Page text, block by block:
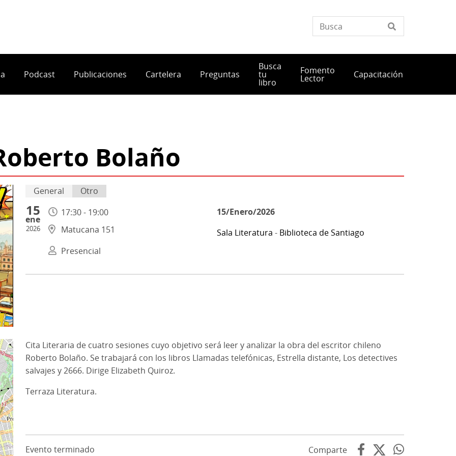
Podcast Publicaciones Cartelera Preguntas
Busca
tu
libro
Fomento
Lector Capacitación
Bolaño
General Otro
15
ene
2026
17:30 - 19:00
Matucana 151
Presencial
15/Enero/2026
Sala Literatura - Biblioteca de Santiago
Cita Literaria de cuatro sesiones cuyo objetivo será leer y analizar la obra del escritor chileno
Roberto Bolaño. Se trabajará con los libros Llamadas telefónicas, Estrella distante, Los detectives
salvajes y 2666. Dirige Elizabeth Quiroz.
Terraza Literatura.
Evento terminado Comparte